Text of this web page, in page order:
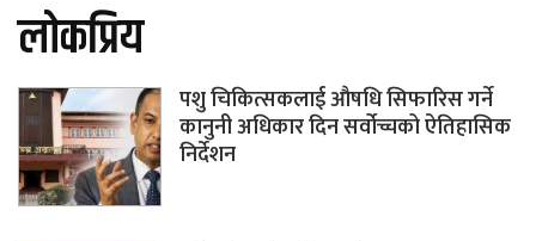
लोकप्रिय
पशु चिकित्सकलाई औषधि सिफारिस गर्ने
कानुनी अधिकार दिन सर्वोच्चको ऐतिहासिक
निर्देशन